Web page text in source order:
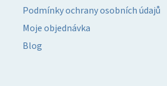
Podmínky ochrany osobních údajů
Moje objednávka
Blog